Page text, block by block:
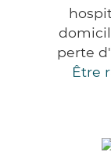
perte
Être